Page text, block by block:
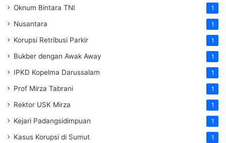
Oknum Bintara TNI 1
Nusantara 1
Korupsi Retribusi Parkir 1
Bukber dengan Awak Away 1
IPKD Kopelma Darussalam 1
Prof Mirza Tabrani 1
Rektor USK Mirza 1
Kejari Padangsidimpuan 1
Kasus Korupsi di Sumut 1